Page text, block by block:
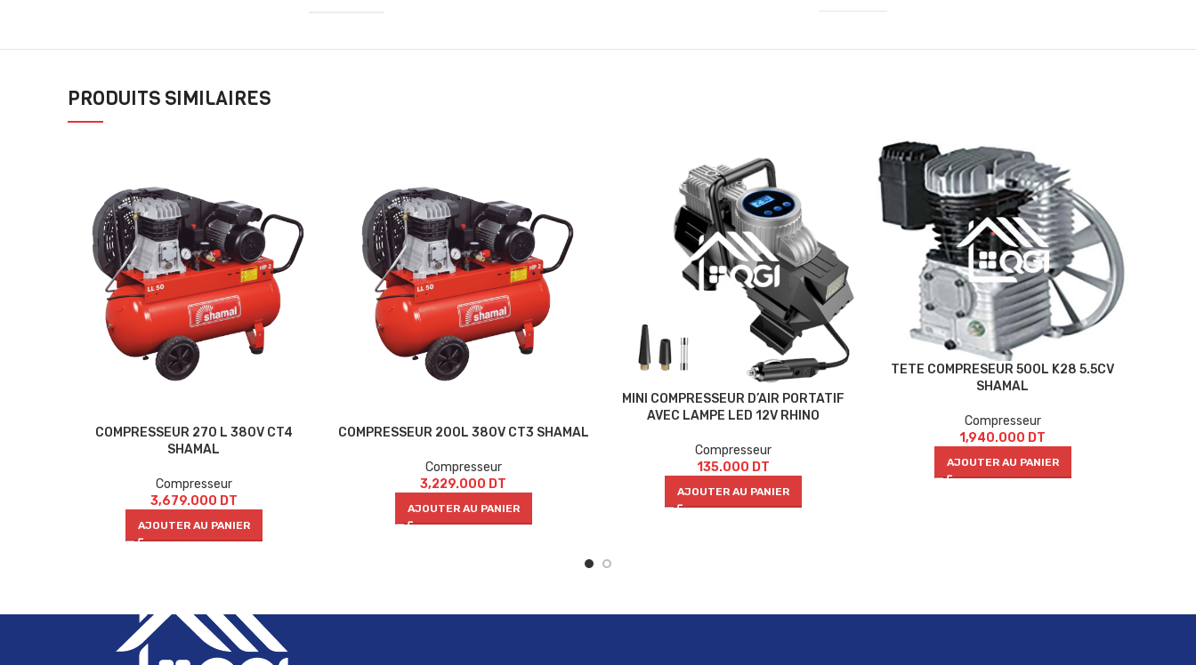
PRODUITS SIMILAIRES
COMPRESSEUR 270 L 380V CT4
SHAMAL
Compresseur
3,679.000 DT
AJOUTER AU PANIER
COMPRESSEUR 200L 380V CT3 SHAMAL
Compresseur
3,229.000 DT
AJOUTER AU PANIER
MINI COMPRESSEUR D’AIR PORTATIF
AVEC LAMPE LED 12V RHINO
Compresseur
135.000 DT
AJOUTER AU PANIER
TETE COMPRESEUR 500L K28 5.5CV
SHAMAL
Compresseur
1,940.000 DT
AJOUTER AU PANIER